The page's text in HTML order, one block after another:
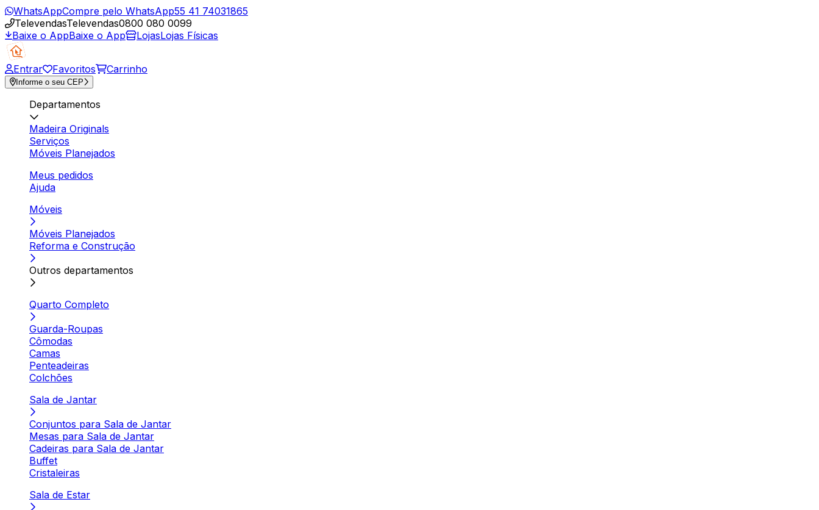
WhatsAppCompre pelo WhatsApp55 41 74031865
TelevendasTelevendas0800 080 0099
Baixe o AppBaixe o App LojasLojas Físicas
Entrar Favoritos Carrinho
Informe o seu CEP
Departamentos
Madeira Originals
Serviços
Móveis Planejados
Meus pedidos
Ajuda
Móveis
Móveis Planejados
Reforma e Construção
Outros departamentos
Quarto Completo
Guarda-Roupas
Cômodas
Camas
Penteadeiras
Colchões
Sala de Jantar
Conjuntos para Sala de Jantar
Mesas para Sala de Jantar
Cadeiras para Sala de Jantar
Buffet
Cristaleiras
Sala de Estar